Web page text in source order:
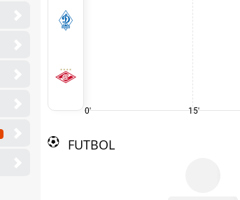
0' 15'
FUTBOL